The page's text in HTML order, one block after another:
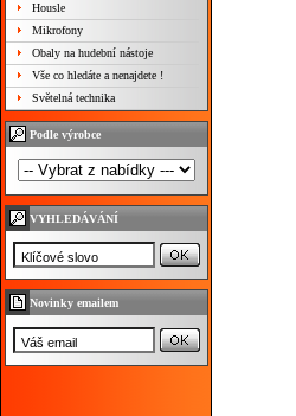
Housle
Mikrofony
Obaly na hudební nástoje
Vše co hledáte a nenajdete !
Světelná technika
Podle výrobce
VYHLEDÁVÁNÍ
Novinky emailem